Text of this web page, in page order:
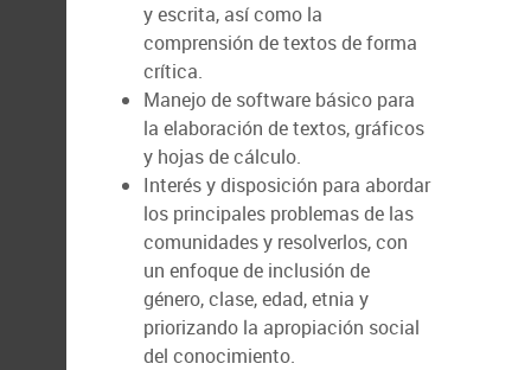
y escrita, así como la
comprensión de textos de forma
crítica.
Manejo de software básico para
la elaboración de textos, gráficos
y hojas de cálculo.
Interés y disposición para abordar
los principales problemas de las
comunidades y resolverlos, con
un enfoque de inclusión de
género, clase, edad, etnia y
priorizando la apropiación social
del conocimiento.